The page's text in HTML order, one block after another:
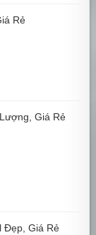
Rẻ
Giá Rẻ
Đẹp, Giá Rẻ